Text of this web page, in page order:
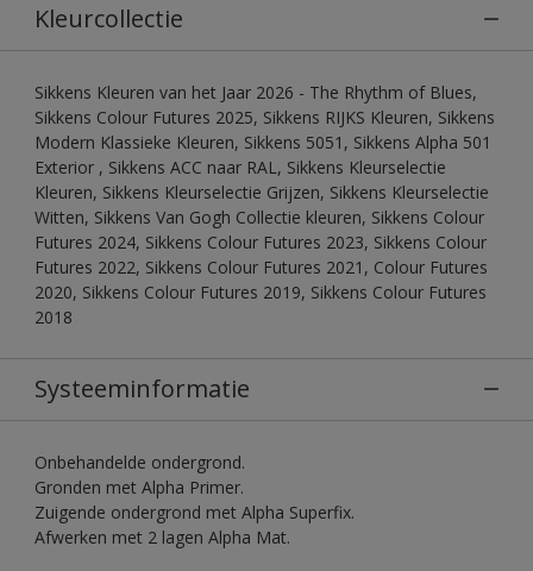
Kleurcollectie
Sikkens Kleuren van het Jaar 2026 - The Rhythm of Blues,
Sikkens Colour Futures 2025, Sikkens RIJKS Kleuren, Sikkens
Modern Klassieke Kleuren, Sikkens 5051, Sikkens Alpha 501
Exterior , Sikkens ACC naar RAL, Sikkens Kleurselectie
Kleuren, Sikkens Kleurselectie Grijzen, Sikkens Kleurselectie
Witten, Sikkens Van Gogh Collectie kleuren, Sikkens Colour
Futures 2024, Sikkens Colour Futures 2023, Sikkens Colour
Futures 2022, Sikkens Colour Futures 2021, Colour Futures
2020, Sikkens Colour Futures 2019, Sikkens Colour Futures
2018
Systeeminformatie
Onbehandelde ondergrond.
Gronden met Alpha Primer.
Zuigende ondergrond met Alpha Superfix.
Afwerken met 2 lagen Alpha Mat.